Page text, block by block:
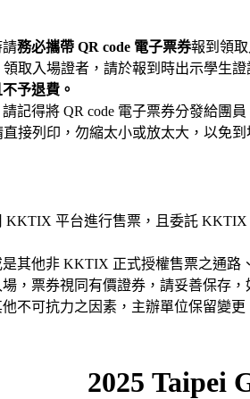
請務必攜帶 QR code 電子票券報到領
領取入場證者，請於報到時出示學生
予退費。
記得將 QR code 電子票券分發給團員
直接列印，勿縮太小或放太大，以免
KKTIX 平台進行售票，且委託
其他非 KKTIX 正式授權售票之通路
，票券視同有價證券，請妥善保存
不可抗力之因素，主辦單位保留變更
2025 Taipei